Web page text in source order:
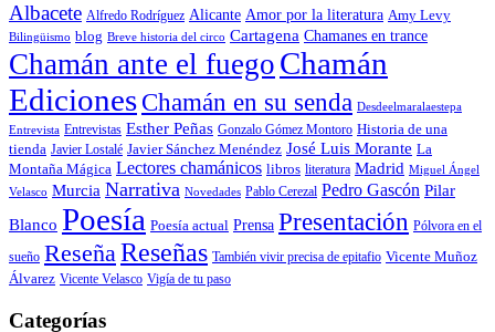
Albacete Alfredo Rodríguez Alicante Amor por la literatura Amy Levy
Bilingüismo blog Breve historia del circo Cartagena Chamanes en trance
Chamán ante el fuego Chamán
Ediciones Chamán en su senda Desdeelmaralaestepa
Entrevista Entrevistas Esther Peñas Gonzalo Gómez Montoro Historia de una
tienda Javier Lostalé Javier Sánchez Menéndez José Luis Morante La
Montaña Mágica Lectores chamánicos libros literatura Madrid Miguel Ángel
Velasco Murcia Narrativa Novedades Pablo Cerezal Pedro Gascón Pilar
Blanco Poesía Poesía actual Prensa Presentación Pólvora en el
sueño ReseñaReseñas También vivir precisa de epitafio Vicente Muñoz
Álvarez Vicente Velasco Vigía de tu paso
Categorías